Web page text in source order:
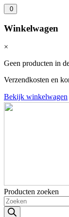
0
Winkelwagen
×
Geen producten in
Verzendkosten en
Bekijk winkelwagen
Producten zoeken